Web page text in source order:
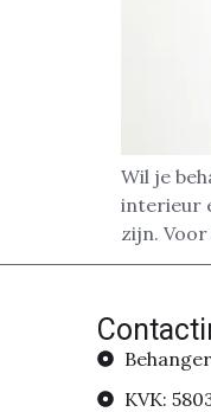
Wil je
interieur
zijn.
KVK: